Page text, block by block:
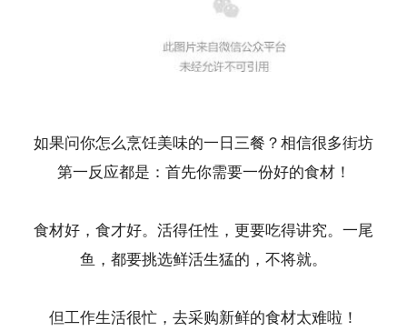
如果问你怎么烹饪美味的一日三餐？相信很多街坊
第一反应都是：首先你需要一份好的食材！
食材好，食才好。活得任性，更要吃得讲究。一尾
鱼，都要挑选鲜活生猛的，不将就。
但工作生活很忙，去采购新鲜的食材太难啦！